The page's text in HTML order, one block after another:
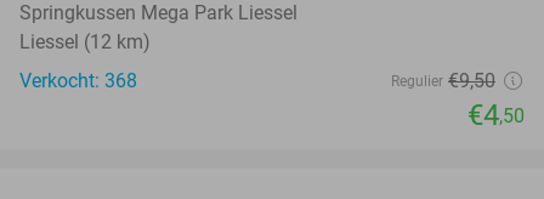
Springkussen Mega Park Liessel
Liessel (12 km)
Verkocht: 368
Regulier €9,50
€4,50